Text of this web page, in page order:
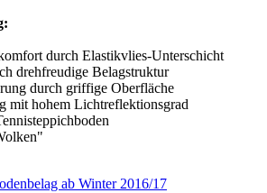
durch Elastikvlies-Unterschicht
drehfreudige Belagstruktur
durch griffige Oberfläche
mit hohem Lichtreflektionsgrad
ab Winter 2016/17